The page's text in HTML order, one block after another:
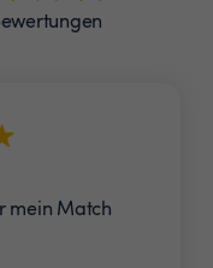
mein Match